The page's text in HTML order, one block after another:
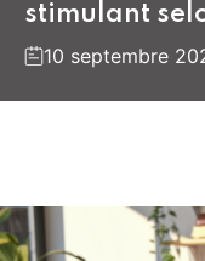
stimulant
10 septembre